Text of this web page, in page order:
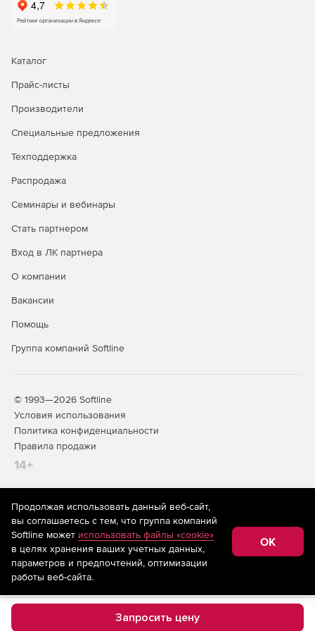
Запросить цену
Каталог
Прайс-листы
Производители
Специальные предложения
Техподдержка
Распродажа
Семинары и вебинары
Стать партнером
Вход в ЛК партнера
О компании
Вакансии
Помощь
Группа компаний Softline
© 1993—2026 Softline
Условия использования
Политика конфиденциальности
Правила продажи
14+
На информационном ресурсе store.softline.ru применяются
рекомендательные технологии(информационные технологии
предоставления информации на основе сбора,
систематизации и анализа сведений, относящихся к
предпочтениям пользователей сети «Интернет»,
находящихся на территории Российской Федерации)
Продолжая использовать данный веб-сайт,
вы соглашаетесь с тем, что группа компаний
Softline может использовать файлы «cookie»
в целях хранения ваших учетных данных,
параметров и предпочтений, оптимизации
работы веб-сайта.
OK